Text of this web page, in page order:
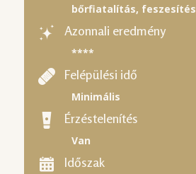
bőrfiatalítás, feszesítés
Azonnali eredmény
****
Felépülési idő
Minimális
Érzéstelenítés
Van
Időszak